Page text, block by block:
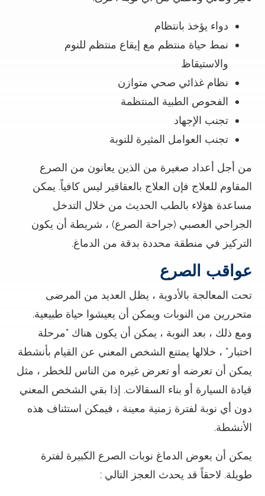
دواء يؤخذ بانتظام
نمط حياة منتظم مع إيقاع منتظم للنوم
والاستيقاظ
نظام غذائي صحي متوازن
الفحوص الطبية المنتظمة
تجنب الإجهاد
تجنب العوامل المثيرة للنوبة
من أجل أعداد صغيرة من الذين يعانون من الصرع
المقاوم للعلاج فإن العلاج بالعقاقير ليس كافياً. يمكن
مساعدة هؤلاء بالطب الحديث من خلال التدخل
الجراحي العصبي (جراحة الصرع) ، شريطة أن يكون
التركيز في منطقة محددة بدقة من الدماغ.
عواقب الصرع
تحت المعالجة بالأدوية ، يظل العديد من المرضى
متحررين من النوبات ويمكن أن يعيشوا حياة طبيعية.
ومع ذلك ، بعد النوبة ، يمكن أن يكون هناك "مرحلة
اختبار" ، خلالها يمتنع الشخص المعني عن القيام بأنشطة
يمكن أن تعرضه أو تعرض غيره من الناس للخطر ، مثل
قيادة السيارة أو بناء السقالات. إذا بقي الشخص المعني
دون أي نوبة لفترة زمنية معينة ، فيمكن استئناف هذه
الأنشطة.
يمكن أن يعوض الدماغ نوبات الصرع الكبيرة لفترة
طويلة. لاحقاً قد يحدث العجز التالي :